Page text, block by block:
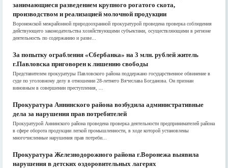
занимающиеся разведением крупного рогатого скота,
производством и реализацией молочной продукции
Воронежской межрайонной природоохранной прокуратурой проведена проверка соблюдения
действующего законодательства хозяйствующими субъектами, осуществляющими в регионе
деятельность по содержанию и разве...
За попытку ограбления «Сбербанка» на 3 млн. рублей житель
г.Павловска приговорен к лишению свободы
Представителем прокуратуры Павловского района поддержано государственное обвинение в
суде по уголовному делу в отношении 28-летнего Вячеслава Богданова. Он признан
виновным в совершении преступления, ...
Прокуратура Аннинского района возбудила административные
дела за нарушения прав потребителей
Прокуратурой Аннинского района проведена проверка деятельности предпринимателей района
в сфере оборота продукции легкой промышленности, в ходе которой установлены
многочисленные нарушения прав потреби...
Прокуратура Железнодорожного района г.Воронежа выявила
нарушения в детских оздоровительных лагерях